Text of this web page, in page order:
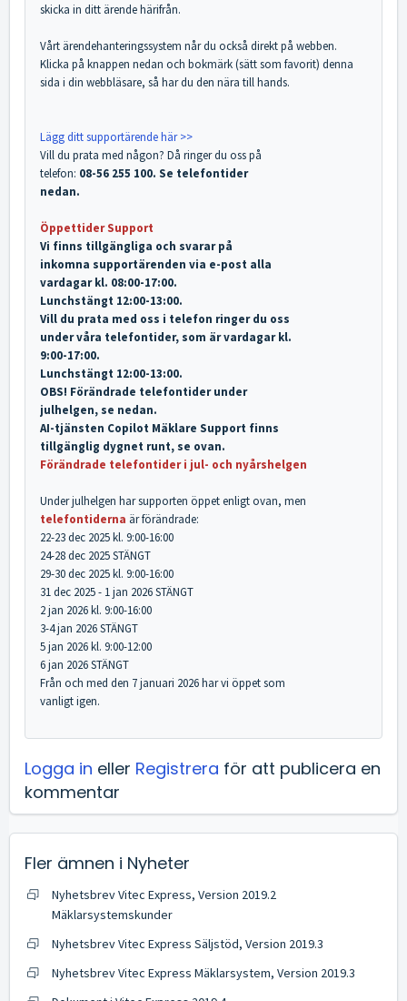
skicka in ditt ärende härifrån.
Vårt ärendehanteringssystem når du också direkt på webben.
Klicka på knappen nedan och bokmärk (sätt som favorit) denna
sida i din webbläsare, så har du den nära till hands.
Lägg ditt supportärende här >>
Vill du prata med någon? Då ringer du oss på
telefon: 08-56 255 100. Se telefontider
nedan.
Öppettider Support
Vi finns tillgängliga och svarar på
inkomna supportärenden via e-post alla
vardagar kl. 08:00-17:00.
Lunchstängt 12:00-13:00.
Vill du prata med oss i telefon ringer du oss
under våra telefontider, som är vardagar kl.
9:00-17:00.
Lunchstängt 12:00-13:00.
OBS! Förändrade telefontider under
julhelgen, se nedan.
AI-tjänsten Copilot Mäklare Support finns
tillgänglig dygnet runt, se ovan.
Förändrade telefontider i jul- och nyårshelgen
Under julhelgen har supporten öppet enligt ovan, men
telefontiderna är förändrade:
22-23 dec 2025 kl. 9:00-16:00
24-28 dec 2025 STÄNGT
29-30 dec 2025 kl. 9:00-16:00
31 dec 2025 - 1 jan 2026 STÄNGT
2 jan 2026 kl. 9:00-16:00
3-4 jan 2026 STÄNGT
5 jan 2026 kl. 9:00-12:00
6 jan 2026 STÄNGT
Från och med den 7 januari 2026 har vi öppet som
vanligt igen.
Logga in eller Registrera för att publicera en
kommentar
Fler ämnen i Nyheter
Nyhetsbrev Vitec Express, Version 2019.2
Mäklarsystemskunder
Nyhetsbrev Vitec Express Säljstöd, Version 2019.3
Nyhetsbrev Vitec Express Mäklarsystem, Version 2019.3